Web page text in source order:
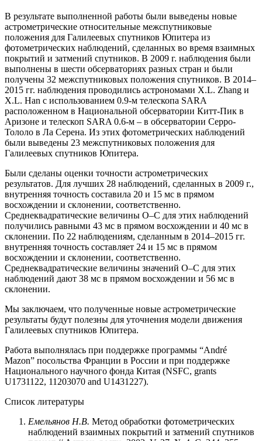
В результате выполненной работы были выведены новые
астрометрические относительные межспутниковые
положения для Галилеевых спутников Юпитера из
фотометрических наблюдений, сделанных во время взаимных
покрытий и затмений спутников. В 2009 г. наблюдения были
выполнены в шести обсерваториях разных стран и были
получены 32 межспутниковых положения спутников. В 2014–
2015 гг. наблюдения проводились астрономами X.L. Zhang и
X.L. Han с использованием 0.9-м телескопа SARA
расположенном в Национальной обсерватории Китт-Пик в
Аризоне и телескоп SARA 0.6-м – в обсерватории Серро-
Тололо в Ла Серена. Из этих фотометрических наблюдений
были выведены 23 межспутниковых положения для
Галилеевых спутников Юпитера.
Были сделаны оценки точности астрометрических
результатов. Для лучших 28 наблюдений, сделанных в 2009 г.,
внутренняя точность составила 20 и 15 мс в прямом
восхождении и склонении, соответственно.
Среднеквадратические величины O–C для этих наблюдений
получились равными 43 мс в прямом восхождении и 40 мс в
склонении. По 22 наблюдениям, сделанным в 2014–2015 гг.
внутренняя точность составляет 24 и 15 мс в прямом
восхождении и склонении, соответственно.
Среднеквадратические величины значений О–С для этих
наблюдений дают 38 мс в прямом восхождении и 56 мс в
склонении.
Мы заключаем, что полученные новые астрометрические
результаты будут полезны для уточнения модели движения
Галилеевых спутников Юпитера.
Работа выполнялась при поддержке программы “André
Mazon” посольства Франции в России и при поддержке
Национального научного фонда Китая (NSFC, grants
U1731122, 11203070 and U1431227).
Список литературы
Емельянов Н.В. Метод обработки фотометрических
наблюдений взаимных покрытий и затмений спутников